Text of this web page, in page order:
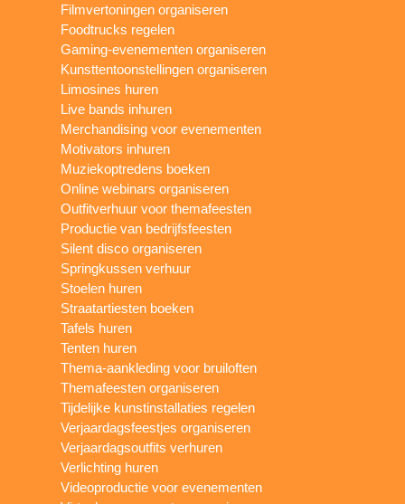
Filmvertoningen organiseren
Foodtrucks regelen
Gaming-evenementen organiseren
Kunsttentoonstellingen organiseren
Limosines huren
Live bands inhuren
Merchandising voor evenementen
Motivators inhuren
Muziekoptredens boeken
Online webinars organiseren
Outfitverhuur voor themafeesten
Productie van bedrijfsfeesten
Silent disco organiseren
Springkussen verhuur
Stoelen huren
Straatartiesten boeken
Tafels huren
Tenten huren
Thema-aankleding voor bruiloften
Themafeesten organiseren
Tijdelijke kunstinstallaties regelen
Verjaardagsfeestjes organiseren
Verjaardagsoutfits verhuren
Verlichting huren
Videoproductie voor evenementen